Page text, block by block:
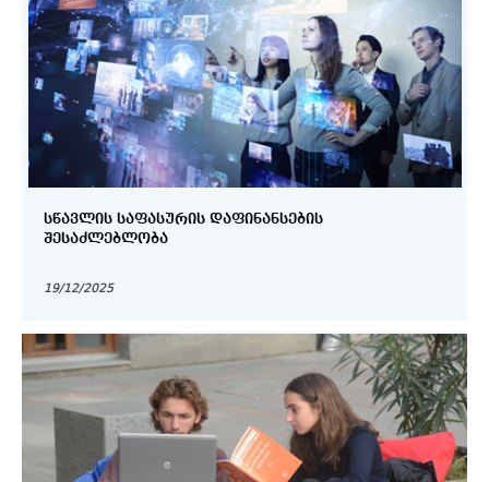
ᲡᲬᲐᲕᲚᲘᲡ ᲡᲐᲤᲐᲡᲣᲠᲘᲡ ᲓᲐᲤᲘᲜᲐᲜᲡᲔᲑᲘᲡ
ᲨᲔᲡᲐᲫᲚᲔᲑᲚᲝᲑᲐ
19/12/2025